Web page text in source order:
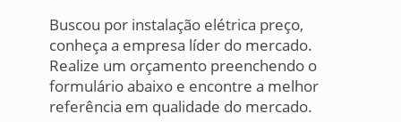
Buscou por instalação elétrica preço,
conheça a empresa líder do mercado.
Realize um orçamento preenchendo o
formulário abaixo e encontre a melhor
referência em qualidade do mercado.